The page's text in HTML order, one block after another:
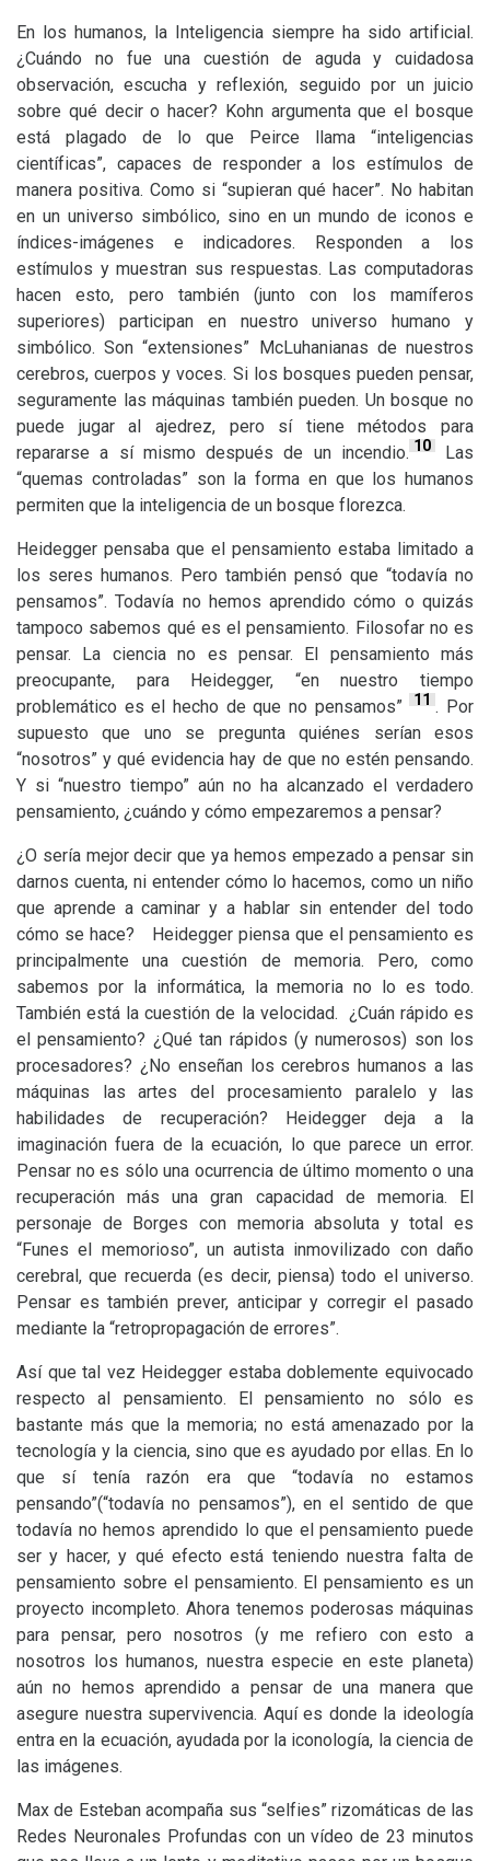
En los humanos, la Inteligencia siempre ha sido artificial.
¿Cuándo no fue una cuestión de aguda y cuidadosa
observación, escucha y reflexión, seguido por un juicio
sobre qué decir o hacer? Kohn argumenta que el bosque
está plagado de lo que Peirce llama “inteligencias
científicas”, capaces de responder a los estímulos de
manera positiva. Como si “supieran qué hacer”. No habitan
en un universo simbólico, sino en un mundo de iconos e
índices-imágenes e indicadores. Responden a los
estímulos y muestran sus respuestas. Las computadoras
hacen esto, pero también (junto con los mamíferos
superiores) participan en nuestro universo humano y
simbólico. Son “extensiones” McLuhanianas de nuestros
cerebros, cuerpos y voces. Si los bosques pueden pensar,
seguramente las máquinas también pueden. Un bosque no
puede jugar al ajedrez, pero sí tiene métodos para
repararse a sí mismo después de un incendio. 10 Las
“quemas controladas” son la forma en que los humanos
permiten que la inteligencia de un bosque florezca.
Heidegger pensaba que el pensamiento estaba limitado a
los seres humanos. Pero también pensó que “todavía no
pensamos”. Todavía no hemos aprendido cómo o quizás
tampoco sabemos qué es el pensamiento. Filosofar no es
pensar. La ciencia no es pensar. El pensamiento más
preocupante, para Heidegger, “en nuestro tiempo
problemático es el hecho de que no pensamos” 11 . Por
supuesto que uno se pregunta quiénes serían esos
“nosotros” y qué evidencia hay de que no estén pensando.
Y si “nuestro tiempo” aún no ha alcanzado el verdadero
pensamiento, ¿cuándo y cómo empezaremos a pensar?
¿O sería mejor decir que ya hemos empezado a pensar sin
darnos cuenta, ni entender cómo lo hacemos, como un niño
que aprende a caminar y a hablar sin entender del todo
cómo se hace? Heidegger piensa que el pensamiento es
principalmente una cuestión de memoria. Pero, como
sabemos por la informática, la memoria no lo es todo.
También está la cuestión de la velocidad. ¿Cuán rápido es
el pensamiento? ¿Qué tan rápidos (y numerosos) son los
procesadores? ¿No enseñan los cerebros humanos a las
máquinas las artes del procesamiento paralelo y las
habilidades de recuperación? Heidegger deja a la
imaginación fuera de la ecuación, lo que parece un error.
Pensar no es sólo una ocurrencia de último momento o una
recuperación más una gran capacidad de memoria. El
personaje de Borges con memoria absoluta y total es
“Funes el memorioso”, un autista inmovilizado con daño
cerebral, que recuerda (es decir, piensa) todo el universo.
Pensar es también prever, anticipar y corregir el pasado
mediante la “retropropagación de errores”.
Así que tal vez Heidegger estaba doblemente equivocado
respecto al pensamiento. El pensamiento no sólo es
bastante más que la memoria; no está amenazado por la
tecnología y la ciencia, sino que es ayudado por ellas. En lo
que sí tenía razón era que “todavía no estamos
pensando”(“todavía no pensamos”), en el sentido de que
todavía no hemos aprendido lo que el pensamiento puede
ser y hacer, y qué efecto está teniendo nuestra falta de
pensamiento sobre el pensamiento. El pensamiento es un
proyecto incompleto. Ahora tenemos poderosas máquinas
para pensar, pero nosotros (y me refiero con esto a
nosotros los humanos, nuestra especie en este planeta)
aún no hemos aprendido a pensar de una manera que
asegure nuestra supervivencia. Aquí es donde la ideología
entra en la ecuación, ayudada por la iconología, la ciencia de
las imágenes.
Max de Esteban acompaña sus “selfies” rizomáticas de las
Redes Neuronales Profundas con un vídeo de 23 minutos